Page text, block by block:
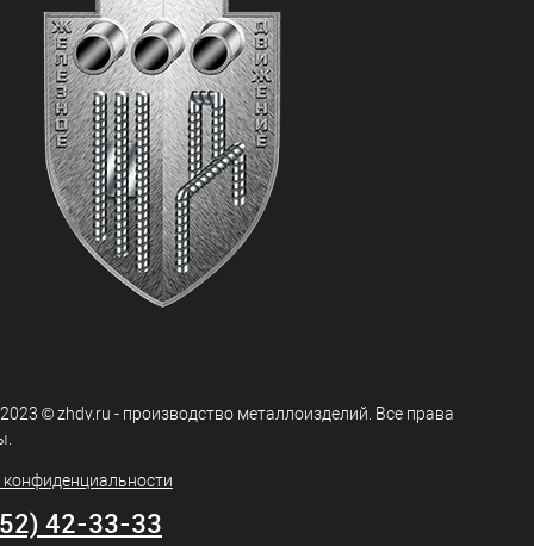
© zhdv.ru - производство металлоизделий. Все права
42-33-33